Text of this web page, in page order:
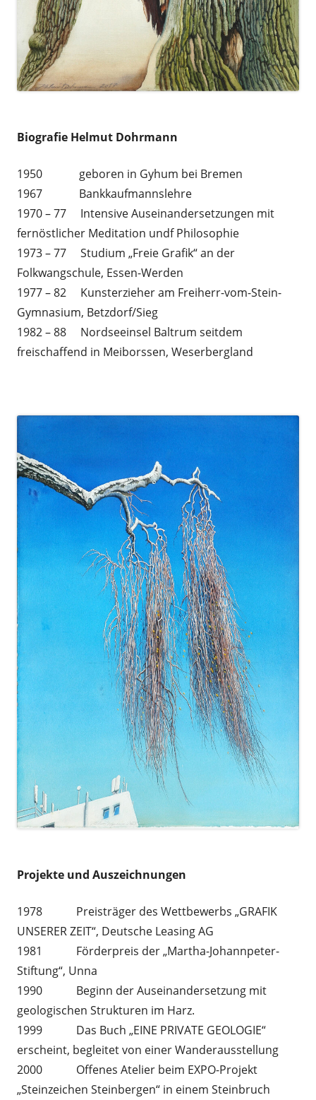
Biografie Helmut Dohrmann
1950 geboren in Gyhum bei Bremen
1967 Bankkaufmannslehre
1970 – 77 Intensive Auseinandersetzungen mit
fernöstlicher Meditation undf Philosophie
1973 – 77 Studium „Freie Grafik“ an der
Folkwangschule, Essen-Werden
1977 – 82 Kunsterzieher am Freiherr-vom-Stein-
Gymnasium, Betzdorf/Sieg
1982 – 88 Nordseeinsel Baltrum seitdem
freischaffend in Meiborssen, Weserbergland
Projekte und Auszeichnungen
1978 Preisträger des Wettbewerbs „GRAFIK
UNSERER ZEIT“, Deutsche Leasing AG
1981 Förderpreis der „Martha-Johannpeter-
Stiftung“, Unna
1990 Beginn der Auseinandersetzung mit
geologischen Strukturen im Harz.
1999 Das Buch „EINE PRIVATE GEOLOGIE“
erscheint, begleitet von einer Wanderausstellung
2000 Offenes Atelier beim EXPO-Projekt
„Steinzeichen Steinbergen“ in einem Steinbruch